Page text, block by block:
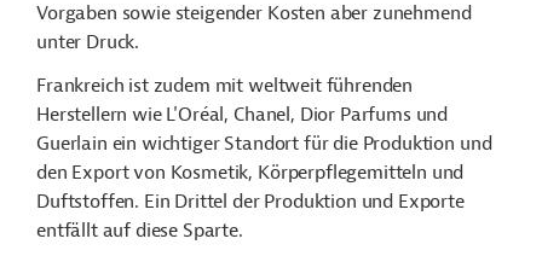
Vorgaben sowie steigender Kosten aber zunehmend
unter Druck.
Frankreich ist zudem mit weltweit führenden
Herstellern wie L'Oréal, Chanel, Dior Parfums und
Guerlain ein wichtiger Standort für die Produktion und
den Export von Kosmetik, Körperpflegemitteln und
Duftstoffen. Ein Drittel der Produktion und Exporte
entfällt auf diese Sparte.